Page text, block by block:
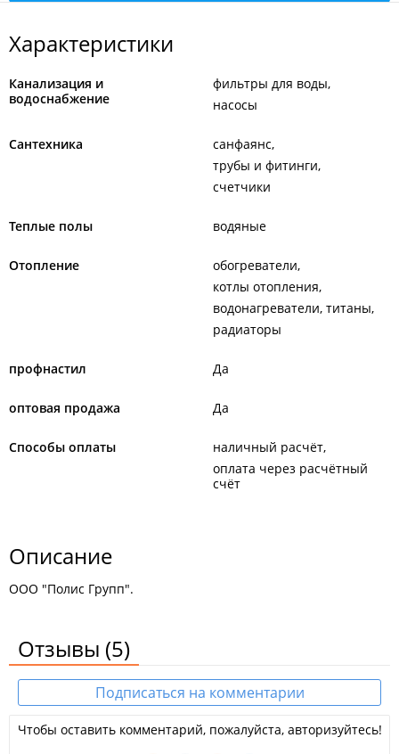
Характеристики
Канализация и
водоснабжение
фильтры для воды
насосы
Сантехника
санфаянс
трубы и фитинги
счетчики
Теплые полы водяные
Отопление
обогреватели
котлы отопления
водонагреватели, титаны
радиаторы
профнастил Да
оптовая продажа Да
Способы оплаты
наличный расчёт
оплата через расчётный
счёт
Описание
ООО "Полис Групп".
Отзывы (5)
Подписаться на комментарии
Чтобы оставить комментарий, пожалуйста, авторизуйтесь!